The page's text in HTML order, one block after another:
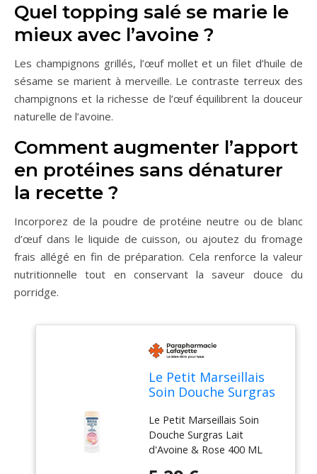
Quel topping salé se marie le
mieux avec l’avoine ?
Les champignons grillés, l’œuf mollet et un filet d’huile de
sésame se marient à merveille. Le contraste terreux des
champignons et la richesse de l’œuf équilibrent la douceur
naturelle de l’avoine.
Comment augmenter l’apport
en protéines sans dénaturer
la recette ?
Incorporez de la poudre de protéine neutre ou de blanc
d’œuf dans le liquide de cuisson, ou ajoutez du fromage
frais allégé en fin de préparation. Cela renforce la valeur
nutritionnelle tout en conservant la saveur douce du
porridge.
Le Petit Marseillais
Soin Douche Surgras
400 ML - Flacon 400
ml
Le Petit Marseillais Soin
Douche Surgras Lait
d'Avoine & Rose 400 ML